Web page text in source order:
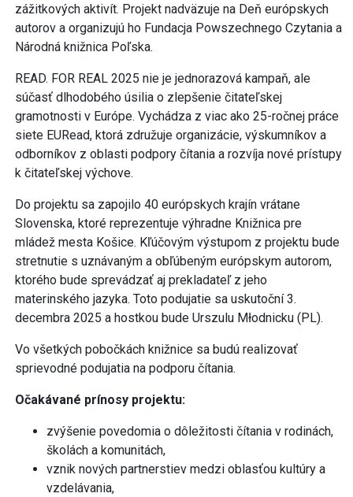
zážitkových aktivít. Projekt nadväzuje na Deň európskych
autorov a organizujú ho Fundacja Powszechnego Czytania a
Národná knižnica Poľska.
READ. FOR REAL 2025 nie je jednorazová kampaň, ale
súčasť dlhodobého úsilia o zlepšenie čitateľskej
gramotnosti v Európe. Vychádza z viac ako 25-ročnej práce
siete EURead, ktorá združuje organizácie, výskumníkov a
odborníkov z oblasti podpory čítania a rozvíja nové prístupy
k čitateľskej výchove.
Do projektu sa zapojilo 40 európskych krajín vrátane
Slovenska, ktoré reprezentuje výhradne Knižnica pre
mládež mesta Košice. Kľúčovým výstupom z projektu bude
stretnutie s uznávaným a obľúbeným európskym autorom,
ktorého bude sprevádzať aj prekladateľ z jeho
materinského jazyka. Toto podujatie sa uskutoční 3.
decembra 2025 a hostkou bude Urszulu Młodnicku (PL).
Vo všetkých pobočkách knižnice sa budú realizovať
sprievodné podujatia na podporu čítania.
Očakávané prínosy projektu:
zvýšenie povedomia o dôležitosti čítania v rodinách,
školách a komunitách,
vznik nových partnerstiev medzi oblasťou kultúry a
vzdelávania,